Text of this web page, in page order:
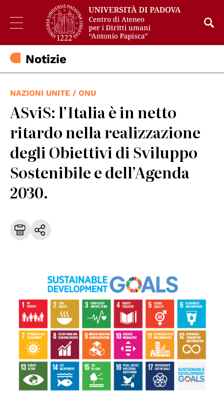
Notizie
NAZIONI UNITE / ONU
ASviS: l’Italia è in netto
ritardo nella realizzazione
degli Obiettivi di Sviluppo
Sostenibile e dell’Agenda
2030.